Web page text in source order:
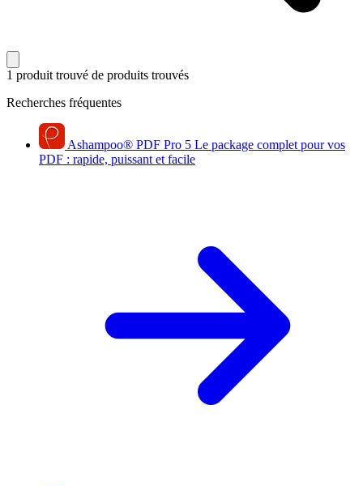
1 produit trouvé de produits trouvés
Recherches fréquentes
Ashampoo® PDF Pro 5 Le package complet pour vos
PDF : rapide, puissant et facile